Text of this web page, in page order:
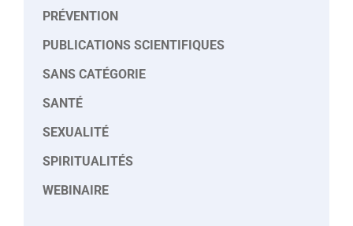
PRÉVENTION
PUBLICATIONS SCIENTIFIQUES
SANS CATÉGORIE
SANTÉ
SEXUALITÉ
SPIRITUALITÉS
WEBINAIRE